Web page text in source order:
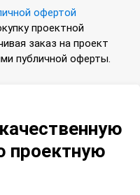
офертой
проектной
заказ на проект
публичной оферты.
проектную